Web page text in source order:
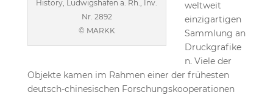
History, Ludwigshafen a. Rh., Inv.
Nr. 2892
© MARKK
weltweit
einzigartigen
Sammlung an
Druckgrafike
n. Viele der
Objekte kamen im Rahmen einer der frühesten
deutsch-chinesischen Forschungskooperationen